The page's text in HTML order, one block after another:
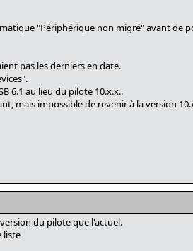
"Périphérique non migré" avant de
pas les derniers en date.
6.1 au lieu du pilote 10.x.x..
mais impossible de revenir à la version
du pilote que l'actuel.
liste